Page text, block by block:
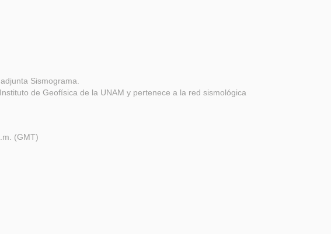
Sismograma.
de Geofísica de la UNAM y pertenece a la red sismológica
(GMT)